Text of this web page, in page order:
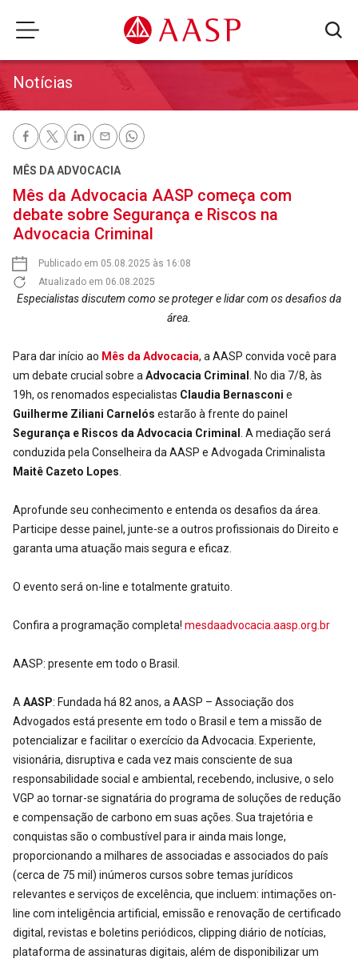
Notícias
MÊS DA ADVOCACIA
Mês da Advocacia AASP começa com
debate sobre Segurança e Riscos na
Advocacia Criminal
Publicado em 05.08.2025 às 16:08
Atualizado em 06.08.2025
Especialistas discutem como se proteger e lidar com os desafios da
área.
Para dar início ao Mês da Advocacia, a AASP convida você para
um debate crucial sobre a Advocacia Criminal
. No dia 7/8, às
19h, os renomados especialistas Claudia Bernasconi e
Guilherme Ziliani Carnelós estarão à frente do painel
Segurança e Riscos da Advocacia Criminal
. A mediação será
conduzida pela Conselheira da AASP e Advogada Criminalista
Maitê Cazeto Lopes
Aprofunde seu conhecimento e entenda os desafios da área.
Participe desse painel, junte-se a outros profissionais do Direito e
garanta uma atuação mais segura e eficaz.
O evento será on-line e totalmente gratuito.
Confira a programação completa! mesdaadvocacia.aasp.org.br
AASP: presente em todo o Brasil.
A AASP: Fundada há 82 anos, a AASP – Associação dos
Advogados está presente em todo o Brasil e tem a missão de
potencializar e facilitar o exercício da Advocacia. Experiente,
visionária, disruptiva e cada vez mais consciente de sua
responsabilidade social e ambiental, recebendo, inclusive, o selo
VGP ao tornar-se signatária do programa de soluções de redução
e compensação de carbono em suas ações. Sua trajetória e
conquistas são o combustível para ir ainda mais longe,
proporcionando a milhares de associadas e associados do país
(cerca de 75 mil) inúmeros cursos sobre temas jurídicos
relevantes e serviços de excelência, que incluem: intimações on-
line com inteligência artificial, emissão e renovação de certificado
digital, revistas e boletins periódicos, clipping diário de notícias,
plataforma de assinaturas digitais, além de disponibilizar um